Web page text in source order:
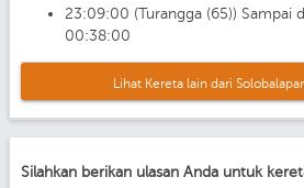
23:09:00 (Turangga (65)) Sampai
00:38:00
Lihat Kereta lain dari
Silahkan berikan ulasan Anda untuk